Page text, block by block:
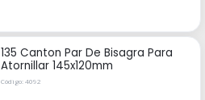
135 Canton Par De Bisagra Para
Atornillar 145x120mm
Código: 4092